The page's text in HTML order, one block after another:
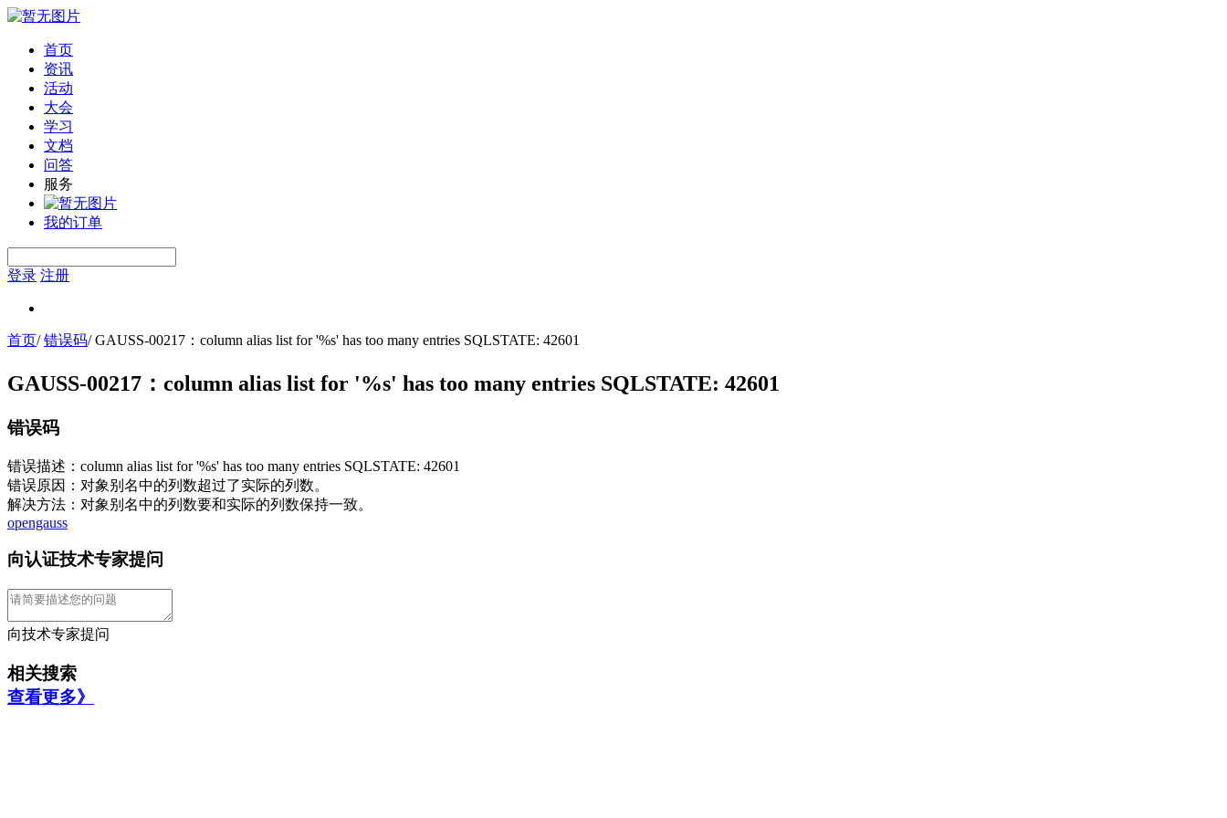
首页
资讯
活动
大会
学习
文档
问答
服务
我的订单
登录 注册
首页/错误码/GAUSS-00217：column alias list for '%s' has too many entries SQLSTATE: 42601
GAUSS-00217：column alias list for '%s' has too many entries SQLSTATE: 42601
错误码
错误描述：column alias list for '%s' has too many entries SQLSTATE: 42601
错误原因：对象别名中的列数超过了实际的列数。
解决方法：对象别名中的列数要和实际的列数保持一致。
opengauss
向认证技术专家提问
向技术专家提问
相关搜索
查看更多》